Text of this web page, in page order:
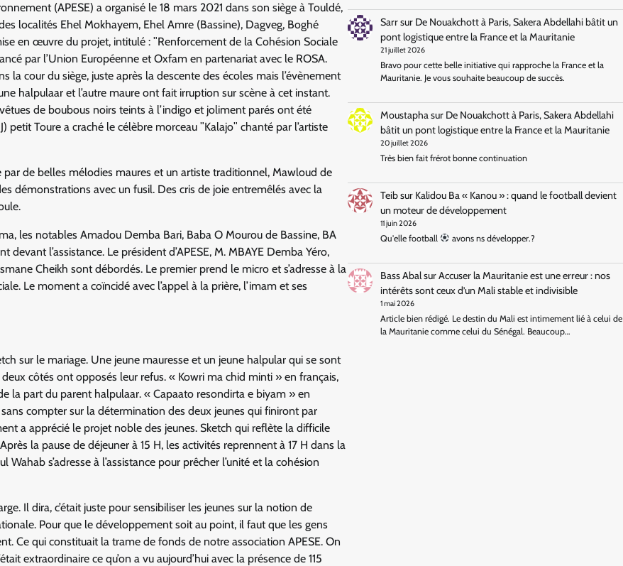
(APESE) a organisé le 18 mars 2021 dans son siège à Touldé,
localités Ehel Mokhayem, Ehel Amre (Bassine), Dagveg, Boghé
en œuvre du projet, intitulé : ʺRenforcement de la Cohésion Sociale
par l’Union Européenne et Oxfam en partenariat avec le ROSA.
la cour du siège, juste après la descente des écoles mais l’évènement
halpulaar et l’autre maure ont fait irruption sur scène à cet instant.
de boubous noirs teints à l’indigo et joliment parés ont été
Toure a craché le célèbre morceau ʺKalajoʺ chanté par l’artiste
de belles mélodies maures et un artiste traditionnel, Mawloud de
démonstrations avec un fusil. Des cris de joie entremêlés avec la
les notables Amadou Demba Bari, Baba O Mourou de Bassine, BA
l’assistance. Le président d’APESE, M. MBAYE Demba Yéro,
Cheikh sont débordés. Le premier prend le micro et s’adresse à la
Le moment a coïncidé avec l’appel à la prière, l’imam et ses
sur le mariage. Une jeune mauresse et un jeune halpular qui se sont
côtés ont opposés leur refus. « Kowri ma chid minti » en français,
la part du parent halpulaar. « Capaato resondirta e biyam » en
compter sur la détermination des deux jeunes qui finiront par
a apprécié le projet noble des jeunes. Sketch qui reflète la difficile
la pause de déjeuner à 15 H, les activités reprennent à 17 H dans la
s’adresse à l’assistance pour prêcher l’unité et la cohésion
Il dira, c’était juste pour sensibiliser les jeunes sur la notion de
Pour que le développement soit au point, il faut que les gens
Ce qui constituait la trame de fonds de notre association APESE. On
extraordinaire ce qu’on a vu aujourd’hui avec la présence de 115
Sarrsur De Nouakchott à Paris, Sakera Abdellahi bâtit un
pont logistique entre la France et la Mauritanie
21 juillet 2026
Bravo pour cette belle initiative qui rapproche la France et la
Mauritanie. Je vous souhaite beaucoup de succès.
Moustaphasur De Nouakchott à Paris, Sakera Abdellahi
bâtit un pont logistique entre la France et la Mauritanie
20 juillet 2026
Très bien fait frérot bonne continuation
Teibsur Kalidou Ba « Kanou » : quand le football devient
un moteur de développement
11 juin 2026
Qu'elle football avons ns développer.?
Bass AbalsurAccuser la Mauritanie est une erreur : nos
intérêts sont ceux d’un Mali stable et indivisible
1 mai 2026
Article bien rédigé. Le destin du Mali est intimement lié à celui de
la Mauritanie comme celui du Sénégal. Beaucoup…